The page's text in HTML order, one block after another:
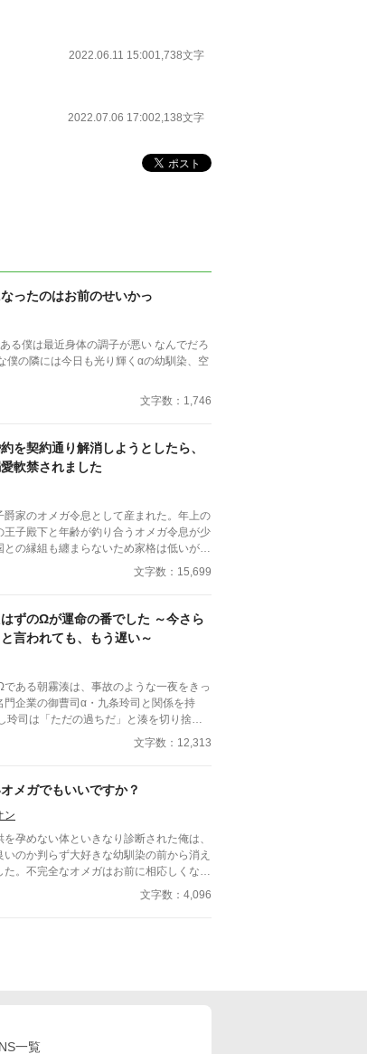
2022.06.11 15:001,738文字
2022.07.06 17:002,138文字
ったのはお前のせいかっ
る僕は最近身体の調子が悪い なんでだろ
僕の隣には今日も光り輝くαの幼馴染、空
文字数：1,746
を契約通り解消しようとしたら、
軟禁されました
爵家のオメガ令息として産まれた。年上の
王子殿下と年齢が釣り合うオメガ令息が少
との縁組も纏まらないため家格は低いが繋
応婚約をしている。王子のことは兄のよう
り、初恋の人ではあるけれど、契約終了時
ところが婚約解消時期の直前に王子宮に軟
結婚を承諾するまでここから出さないと王
るほどの愛を与えられる。ハッピーエンド
BLです。
文字数：15,699
はずのΩが運命の番でした ～今さら
言われても、もう遅い～
門企業の御曹司α・九条玲司と関係を持
のためβの婚約者との未来を選んだ。 深
、彼の前から姿を消す。 数か月後―
覚醒する。 その瞬間、玲司は初め
の番だったと知る。 「戻ってきてく
を支え続けてくれた医師のα・神崎伊織が
る第二のα、そして希少Ωを巡る陰謀。
文字数：12,313
メガでもいいですか？
ン
を孕めない体といきなり診断された俺は、
いのか判らず大好きな幼馴染の前から消え
た。不完全なオメガはお前に相応しくない
ガバース作品です。
文字数：4,096
一覧